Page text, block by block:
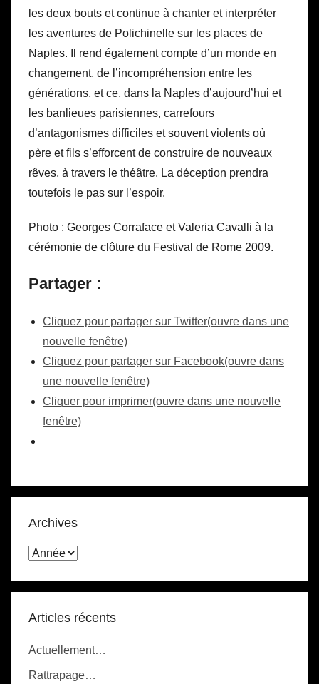
les deux bouts et continue à chanter et interpréter
les aventures de Polichinelle sur les places de
Naples. Il rend également compte d’un monde en
changement, de l’incompréhension entre les
générations, et ce, dans la Naples d’aujourd’hui et
les banlieues parisiennes, carrefours
d’antagonismes difficiles et souvent violents où
père et fils s’efforcent de construire de nouveaux
rêves, à travers le théâtre. La déception prendra
toutefois le pas sur l’espoir.
Photo : Georges Corraface et Valeria Cavalli à la
cérémonie de clôture du Festival de Rome 2009.
Partager :
Cliquez pour partager sur Twitter(ouvre dans une
nouvelle fenêtre)
Cliquez pour partager sur Facebook(ouvre dans
une nouvelle fenêtre)
Cliquer pour imprimer(ouvre dans une nouvelle
fenêtre)
Archives
Articles récents
Actuellement…
Rattrapage…